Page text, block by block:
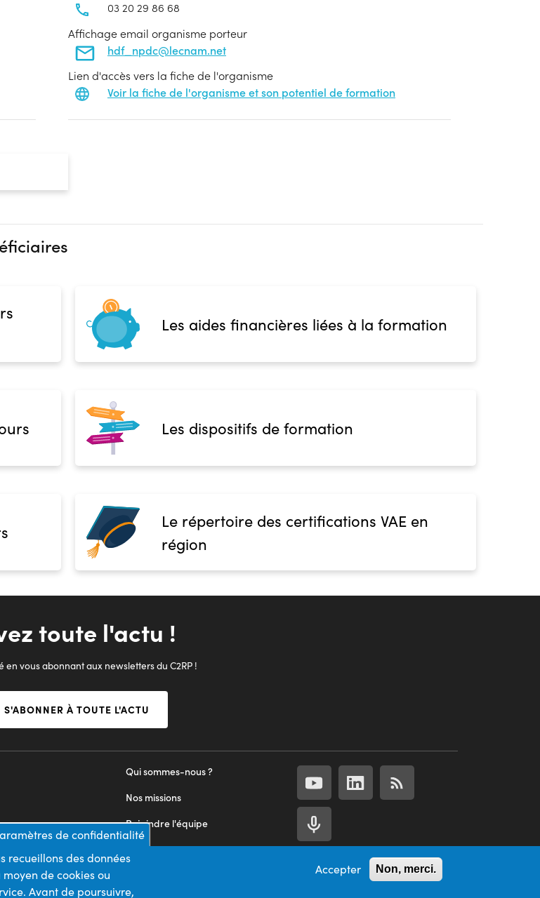
03 20 29 86 68
Affichage email organisme porteur
hdf_npdc@lecnam.net
Lien d'accès vers la fiche de l'organisme
Voir la fiche de l'organisme et son potentiel de formation
Les aides financières liées à la formation
Les dispositifs de formation
Le répertoire des certifications VAE en
région
toute l'actu !
en vous abonnant aux newsletters du C2RP !
S'ABONNER À TOUTE L'ACTU
Qui sommes-nous ?
Nos missions
Rejoindre l'équipe
Nous contacter
de confidentialité
recueillons des données
de cookies ou
Avant de poursuivre,
Accepter Non, merci.